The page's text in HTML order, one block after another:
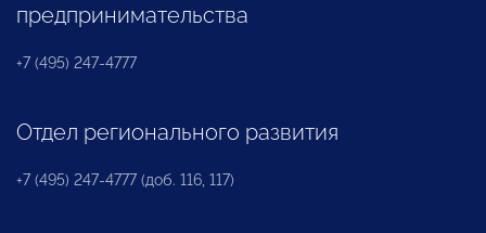
предпринимательства
+7 (495) 247-4777
Отдел регионального развития
+7 (495) 247-4777 (доб. 116, 117)